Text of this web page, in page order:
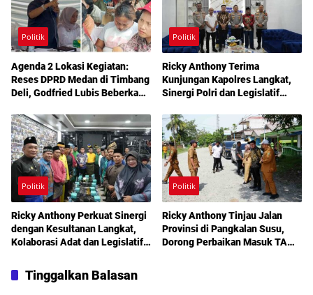
Politik
Agenda 2 Lokasi Kegiatan:
Reses DPRD Medan di Timbang
Deli, Godfried Lubis Beberkan
Layanan Kesehatan Gratis
Politik
Ricky Anthony Terima
Kunjungan Kapolres Langkat,
Sinergi Polri dan Legislatif
Politik
Ricky Anthony Perkuat Sinergi
dengan Kesultanan Langkat,
Kolaborasi Adat dan Legislatif
Politik
Ricky Anthony Tinjau Jalan
Provinsi di Pangkalan Susu,
Dorong Perbaikan Masuk TA
Tinggalkan Balasan